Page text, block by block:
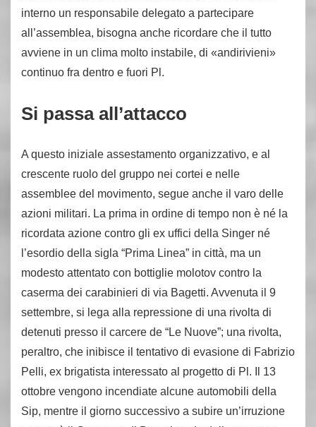
interno un responsabile delegato a partecipare
all’assemblea, bisogna anche ricordare che il tutto
avviene in un clima molto instabile, di «andirivieni»
continuo fra dentro e fuori Pl.
Si passa all’attacco
A questo iniziale assestamento organizzativo, e al
crescente ruolo del gruppo nei cortei e nelle
assemblee del movimento, segue anche il varo delle
azioni militari. La prima in ordine di tempo non è né la
ricordata azione contro gli ex uffici della Singer né
l’esordio della sigla “Prima Linea” in città, ma un
modesto attentato con bottiglie molotov contro la
caserma dei carabinieri di via Bagetti. Avvenuta il 9
settembre, si lega alla repressione di una rivolta di
detenuti presso il carcere de “Le Nuove”; una rivolta,
peraltro, che inibisce il tentativo di evasione di Fabrizio
Pelli, ex brigatista interessato al progetto di Pl. Il 13
ottobre vengono incendiate alcune automobili della
Sip, mentre il giorno successivo a subire un’irruzione